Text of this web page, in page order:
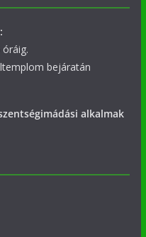
bejáratán
alkalmak